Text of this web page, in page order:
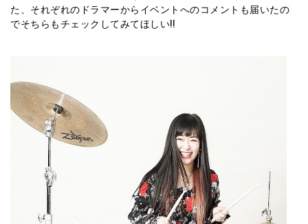
た、それぞれのドラマーからイベントへのコメントも届いたの
でそちらもチェックしてみてほしい!!